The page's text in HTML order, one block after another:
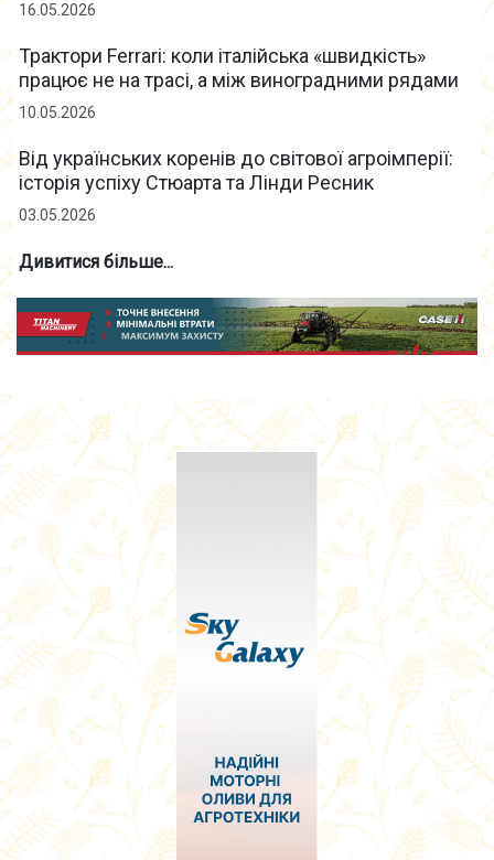
16.05.2026
Трактори Ferrari: коли італійська «швидкість»
працює не на трасі, а між виноградними рядами
10.05.2026
Від українських коренів до світової агроімперії:
історія успіху Стюарта та Лінди Ресник
03.05.2026
Дивитися більше...